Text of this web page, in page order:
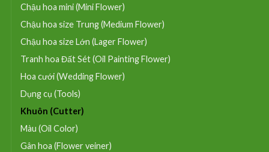
Chậu hoa mini (Mini Flower)
Chậu hoa size Trung (Medium Flower)
Chậu hoa size Lớn (Lager Flower)
Tranh hoa Đất Sét (Oil Painting Flower)
Hoa cưới (Wedding Flower)
Dụng cụ (Tools)
Khuôn (Cutter)
Màu (Oil Color)
Gân hoa (Flower veiner)